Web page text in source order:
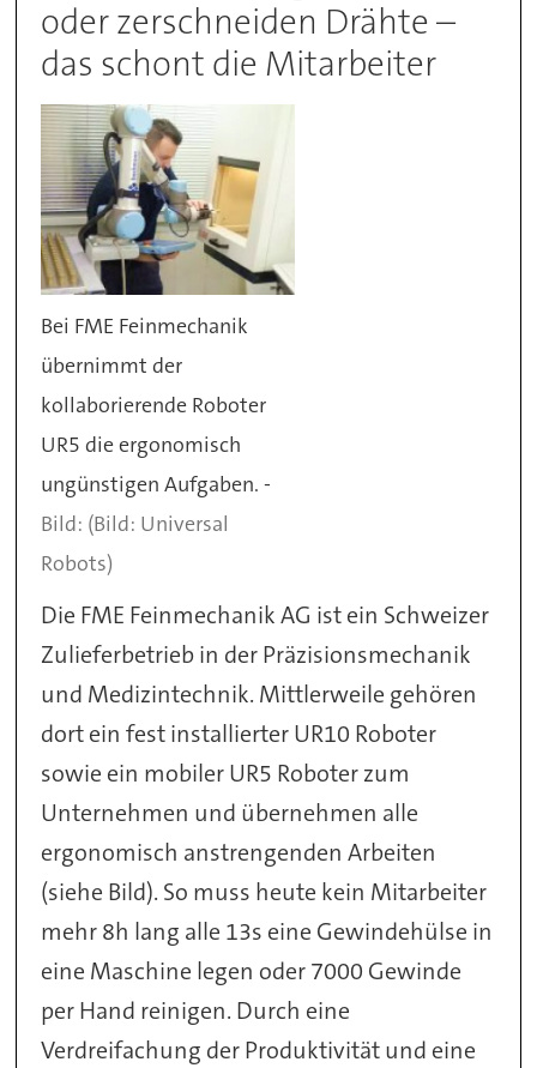
oder zerschneiden Drähte –
das schont die Mitarbeiter
Bei FME Feinmechanik
übernimmt der
kollaborierende Roboter
UR5 die ergonomisch
ungünstigen Aufgaben. -
(Bild: Universal
Robots)
Die FME Feinmechanik AG ist ein Schweizer
Zulieferbetrieb in der Präzisionsmechanik
und Medizintechnik. Mittlerweile gehören
dort ein fest installierter UR10 Roboter
sowie ein mobiler UR5 Roboter zum
Unternehmen und übernehmen alle
ergonomisch anstrengenden Arbeiten
(siehe Bild). So muss heute kein Mitarbeiter
mehr 8h lang alle 13s eine Gewindehülse in
eine Maschine legen oder 7000 Gewinde
per Hand reinigen. Durch eine
Verdreifachung der Produktivität und eine